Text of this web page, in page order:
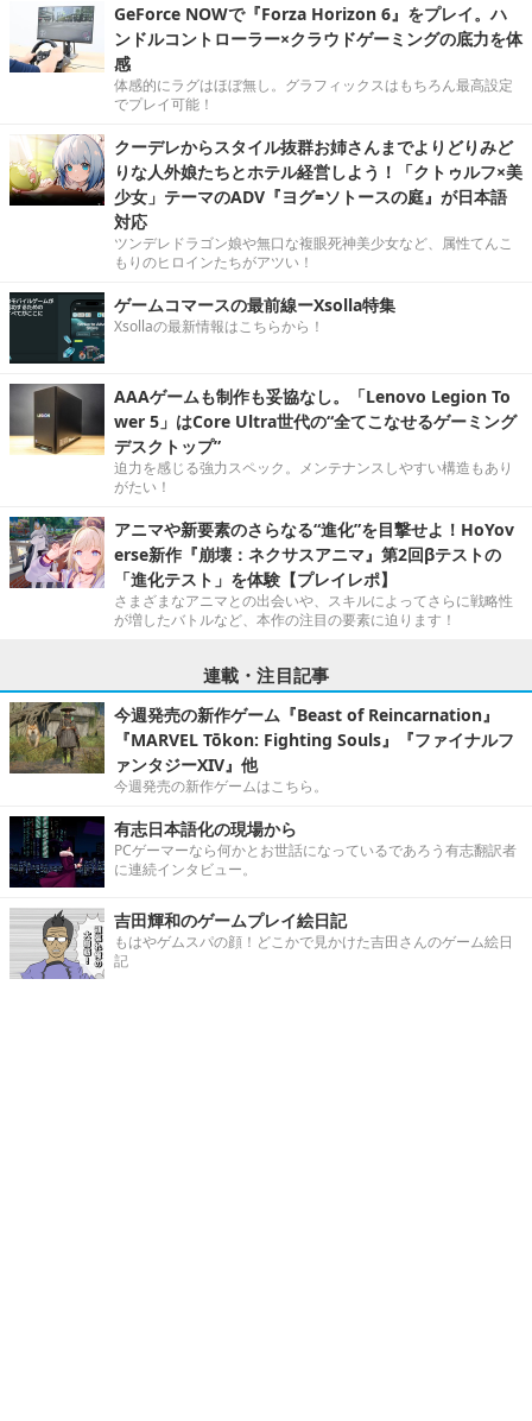
GeForce NOWで『Forza Horizon 6』をプレイ。ハ
ンドルコントローラー×クラウドゲーミングの底力を体
感
体感的にラグはほぼ無し。グラフィックスはもちろん最高設定
でプレイ可能！
クーデレからスタイル抜群お姉さんまでよりどりみど
りな人外娘たちとホテル経営しよう！「クトゥルフ×美
少女」テーマのADV『ヨグ=ソトースの庭』が日本語
対応
ツンデレドラゴン娘や無口な複眼死神美少女など、属性てんこ
もりのヒロインたちがアツい！
ゲームコマースの最前線ーXsolla特集
Xsollaの最新情報はこちらから！
AAAゲームも制作も妥協なし。「Lenovo Legion To
wer 5」はCore Ultra世代の“全てこなせるゲーミング
デスクトップ”
迫力を感じる強力スペック。メンテナンスしやすい構造もあり
がたい！
アニマや新要素のさらなる“進化”を目撃せよ！HoYov
erse新作『崩壊：ネクサスアニマ』第2回βテストの
「進化テスト」を体験【プレイレポ】
さまざまなアニマとの出会いや、スキルによってさらに戦略性
が増したバトルなど、本作の注目の要素に迫ります！
連載・注目記事
今週発売の新作ゲーム『Beast of Reincarnation』
『MARVEL Tōkon: Fighting Souls』『ファイナルフ
ァンタジーXIV』他
今週発売の新作ゲームはこちら。
有志日本語化の現場から
PCゲーマーなら何かとお世話になっているであろう有志翻訳者
に連続インタビュー。
吉田輝和のゲームプレイ絵日記
もはやゲムスパの顔！どこかで見かけた吉田さんのゲーム絵日
記